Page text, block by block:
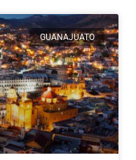
GUANAJUATO